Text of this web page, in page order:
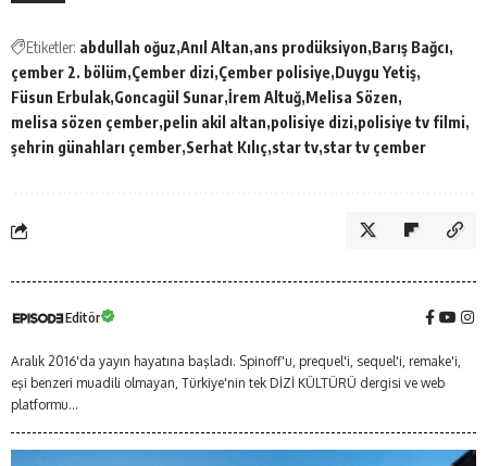
Etiketler: abdullah oğuz Anıl Altan ans prodüksiyon Barış Bağcı
çember 2. bölüm Çember dizi Çember polisiye Duygu Yetiş
Füsun Erbulak Goncagül Sunar İrem Altuğ Melisa Sözen
melisa sözen çember pelin akil altan polisiye dizi polisiye tv filmi
şehrin günahları çember Serhat Kılıç star tv star tv çember
Editör
Aralık 2016'da yayın hayatına başladı. Spinoff'u, prequel'i, sequel'i, remake'i,
eşi benzeri muadili olmayan, Türkiye'nin tek DİZİ KÜLTÜRÜ dergisi ve web
platformu...